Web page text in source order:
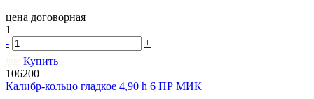
цена договорная
1
-
+
Купить
106200
Калибр-кольцо гладкое 4,90 h 6 ПР МИК